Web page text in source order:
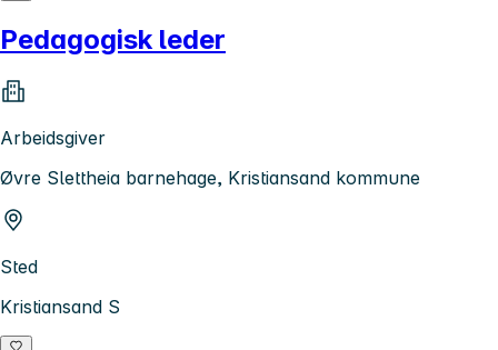
Pedagogisk leder
Arbeidsgiver
Øvre Slettheia barnehage, Kristiansand kommune
Sted
Kristiansand S